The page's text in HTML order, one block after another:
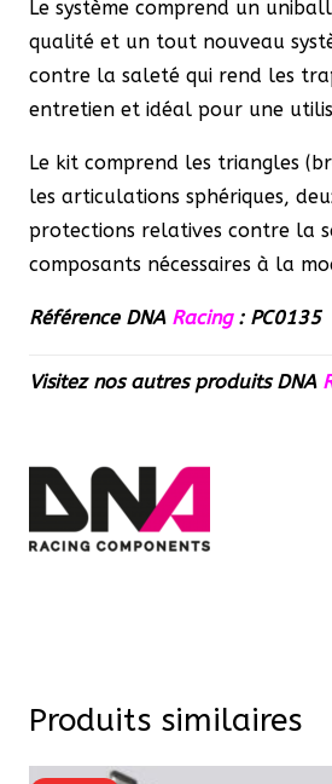
Le système comprend un
qualité et un tout nouveau
contre la saleté qui rend les
entretien et idéal pour une
Le kit comprend les triangles
les articulations sphériques,
protections relatives contre la
composants nécessaires à la
Référence DNA Racing: PC0135
Visitez nos autres produitsDNA
Produits similaires